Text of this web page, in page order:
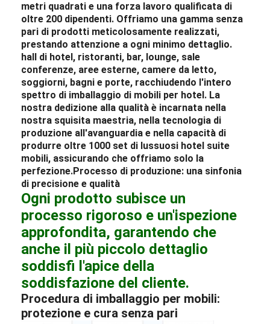
metri quadrati e una forza lavoro qualificata di
oltre 200 dipendenti. Offriamo una gamma senza
pari di prodotti meticolosamente realizzati,
prestando attenzione a ogni minimo dettaglio.
hall di hotel, ristoranti, bar, lounge, sale
conferenze, aree esterne, camere da letto,
soggiorni, bagni e porte, racchiudendo l'intero
spettro di imballaggio di mobili per hotel. La
nostra dedizione alla qualità è incarnata nella
nostra squisita maestria, nella tecnologia di
produzione all'avanguardia e nella capacità di
produrre oltre 1000 set di lussuosi hotel suite
mobili, assicurando che offriamo solo la
perfezione.Processo di produzione: una sinfonia
di precisione e qualità
Ogni prodotto subisce un
processo rigoroso e un'ispezione
approfondita, garantendo che
anche il più piccolo dettaglio
soddisfi l'apice della
soddisfazione del cliente.
Procedura di imballaggio per mobili:
protezione e cura senza pari